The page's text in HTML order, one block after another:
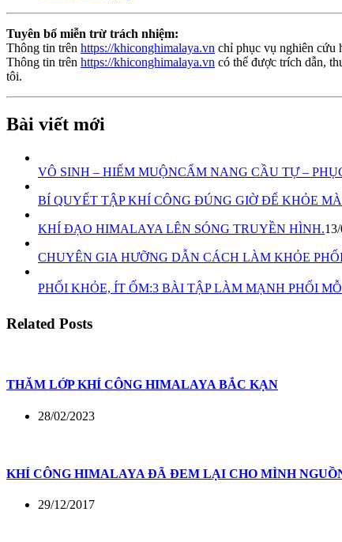
Tuyên bố miễn trừ trách nhiệm:
Thông tin trên https://khiconghimalaya.vn chỉ phục vụ nghiên cứu
Thông tin trên https://khiconghimalaya.vn có thể được trích dẫn,
tôi.
Bài viết mới
VÔ SINH – HIẾM MUỘNCẨM NANG CẦU TỰ –
BÍ QUYẾT TẬP KHÍ CÔNG ĐÚNG GIỜ ĐỂ KHỎE
KHÍ ĐẠO HIMALAYA LÊN SÓNG TRUYỀN HÌNH.
CHUYÊN GIA HƯỠNG DẪN CÁCH LÀM KHỎE
PHỔI KHỎE, ÍT ỐM:3 BÀI TẬP LÀM MẠNH PHỔI
Related Posts
THĂM LỚP KHÍ CÔNG HIMALAYA BẮC KẠN
28/02/2023
KHÍ CÔNG HIMALAYA ĐÃ ĐEM LẠI CHO MÌNH
29/12/2017